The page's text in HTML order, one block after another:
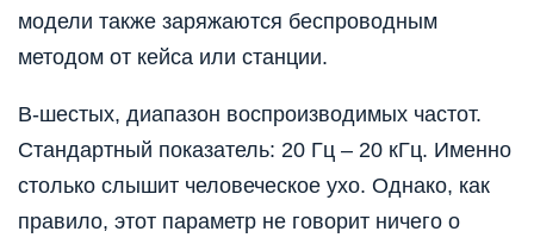
модели также заряжаются беспроводным
методом от кейса или станции.
В-шестых, диапазон воспроизводимых частот.
Стандартный показатель: 20 Гц – 20 кГц. Именно
столько слышит человеческое ухо. Однако, как
правило, этот параметр не говорит ничего о